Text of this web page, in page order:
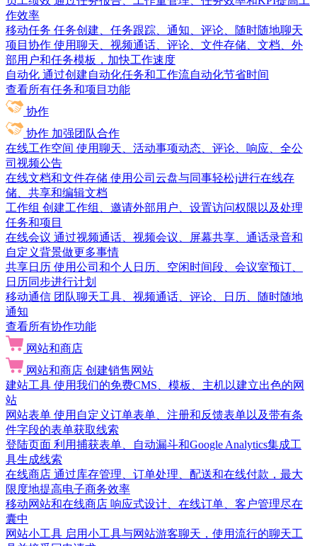
作效率
移动任务 任务创建、任务跟踪、通知、评论、随时随地聊天
项目协作 使用聊天、视频通话、评论、文件存储、文档、外
部用户和任务模板，加快工作速度
自动化 通过创建自动化任务和工作流自动化节省时间
查看所有任务和项目功能
协作
协作 加强团队合作
在线工作空间 使用聊天、活动事项动态、评论、响应、全公
司视频公告
在线文档和文件存储 使用公司云盘与同事轻松j进行在线存
储、共享和编辑文档
工作组 创建工作组、邀请外部用户、设置访问权限以及处理
任务和项目
在线会议 通过视频通话、视频会议、屏幕共享、通话录音和
自定义背景做更多事情
共享日历 使用公司和个人日历、空闲时间段、会议室预订、
日历同步进行计划
移动通信 团队聊天工具、视频通话、评论、日历、随时随地
通知
查看所有协作功能
网站和商店
网站和商店 创建销售网站
建站工具 使用我们的免费CMS、模板、主机以建立出色的网
站
网站表单 使用自定义订单表单、注册和反馈表单以及带有条
件字段的表单获取线索
登陆页面 利用捕获表单、自动漏斗和Google Analytics集成工
具生成线索
在线商店 通过库存管理、订单处理、配送和在线付款，最大
限度地提高电子商务效率
移动网站和在线商店 响应式设计、在线订单、客户管理尽在
囊中
网站小工具 启用小工具与网站游客聊天，使用流行的聊天工